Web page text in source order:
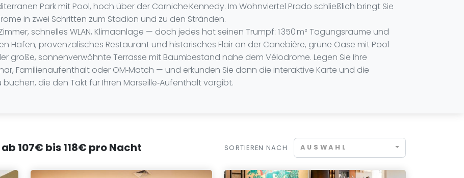
Park mit Pool, hoch über der Corniche Kennedy. Im Wohnviertel Prado schließlich bringt Sie
in zwei Schritten zum Stadion und zu den Stränden.
schnelles WLAN, Klimaanlage — doch jedes hat seinen Trumpf: 1 350 m² Tagungsräume und
Hafen, provenzalisches Restaurant und historisches Flair an der Canebière, grüne Oase mit Pool
große, sonnenverwöhnte Terrasse mit Baumbestand nahe dem Vélodrome. Legen Sie Ihre
Familienaufenthalt oder OM‑Match — und erkunden Sie dann die interaktive Karte und die
buchen, die den Takt für Ihren Marseille‑Aufenthalt vorgibt.
107€ bis 118€ pro Nacht SORTIEREN NACH AUSWAHL